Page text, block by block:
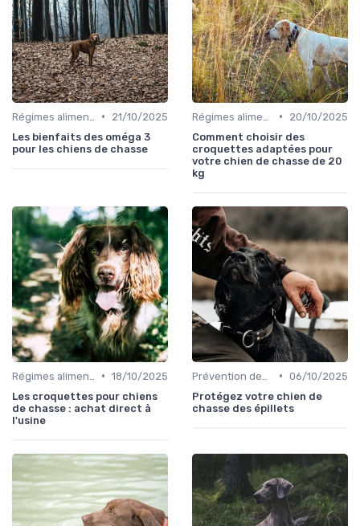
•
21/10/2025
Les bienfaits des oméga 3
pour les chiens de chasse
•
20/10/2025
Comment choisir des
croquettes adaptées pour
votre chien de chasse de 20
kg
• 18/10/2025
Les croquettes pour chiens
de chasse : achat direct à
l'usine
• 06/10/2025
Protégez votre chien de
chasse des épillets